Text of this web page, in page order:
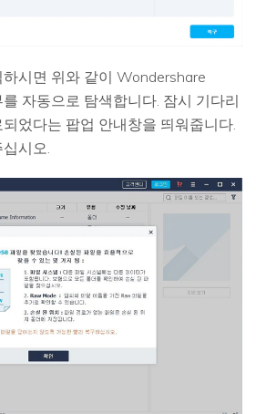
시면 위와 같이 Wondershare
자동으로 탐색합니다. 잠시 기다리
었다는 팝업 안내창을 띄워줍니다.
시오.